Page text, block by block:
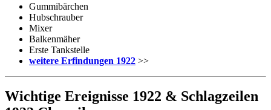
Gummibärchen
Hubschrauber
Mixer
Balkenmäher
Erste Tankstelle
weitere Erfindungen 1922 >>
Wichtige Ereignisse 1922 & Schlagzeilen